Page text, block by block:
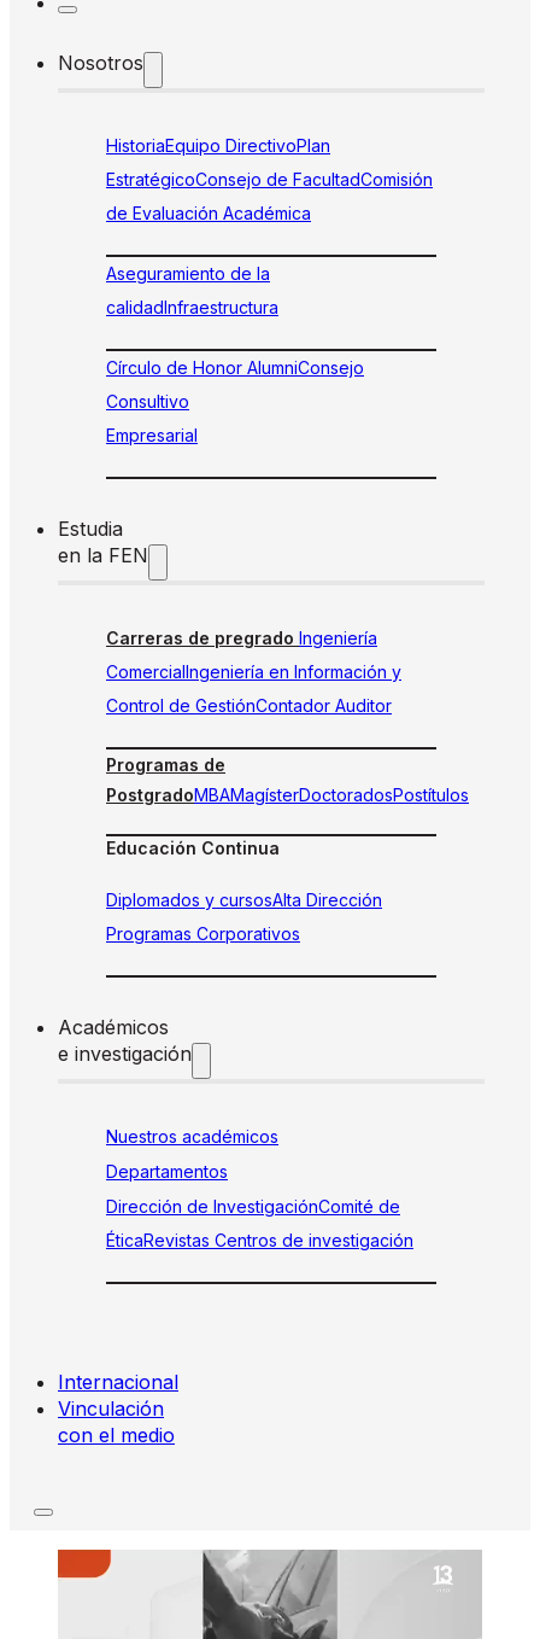
Nosotros
HistoriaEquipo DirectivoPlan
EstratégicoConsejo de FacultadComisión
de Evaluación Académica
Aseguramiento de la
calidadInfraestructura
Círculo de Honor AlumniConsejo
Consultivo
Empresarial
Estudia
en la FEN
Carreras de pregrado Ingeniería
ComercialIngeniería en Información y
Control de GestiónContador Auditor
Programas de
PostgradoMBAMagísterDoctoradosPostítulos
Educación Continua
Diplomados y cursosAlta Dirección
Programas Corporativos
Académicos
e investigación
Nuestros académicos
Departamentos
Dirección de InvestigaciónComité de
ÉticaRevistas Centros de investigación
Internacional
Vinculación
con el medio